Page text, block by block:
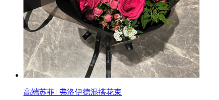
高端苏菲+弗洛伊德混搭花束